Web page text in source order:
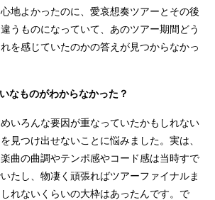
地よかったのに、愛哀想奏ツアーとその後
うものになっていて、あのツアー期間どう
を感じていたのかの答えが見つからなかっ
なものがわからなかった？
いろんな要因が重なっていたかもしれない
見つけ出せないことに悩みました。実は、
楽曲の曲調やテンポ感やコード感は当時すで
たし、物凄く頑張ればツアーファイナルま
れないくらいの大枠はあったんです。で